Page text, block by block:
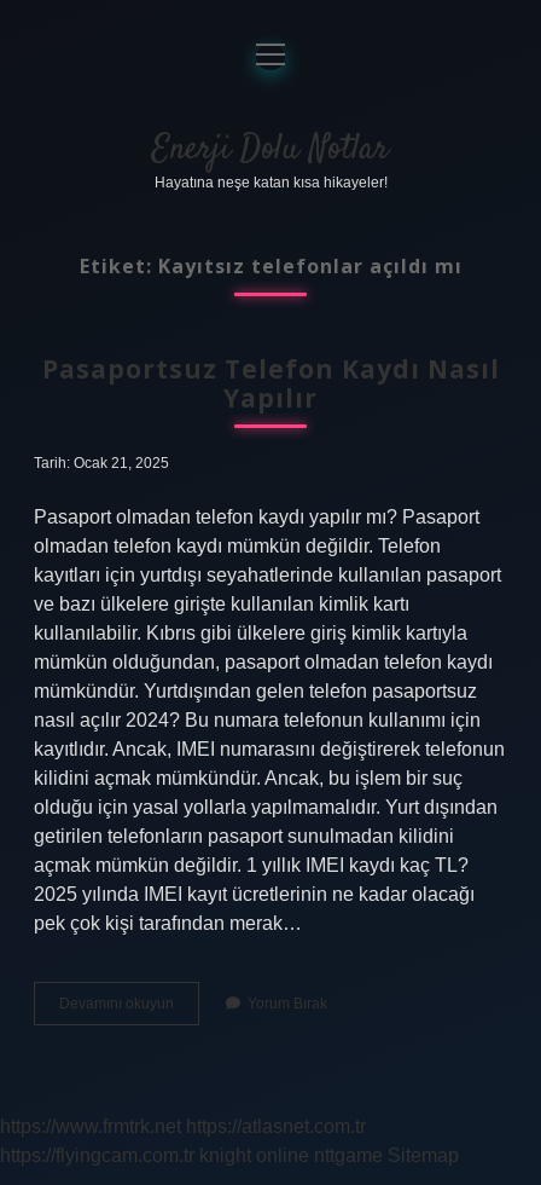
Anasayfa
Gizlilik Politikası
Yasal Uyarı
menüyü
aç
Enerji Dolu Notlar
Hayatına neşe katan kısa hikayeler!
Etiket: Kayıtsız telefonlar açıldı mı
Pasaportsuz Telefon Kaydı Nasıl
Yapılır
Tarih: Ocak 21, 2025
Pasaport olmadan telefon kaydı yapılır mı? Pasaport
olmadan telefon kaydı mümkün değildir. Telefon
kayıtları için yurtdışı seyahatlerinde kullanılan pasaport
ve bazı ülkelere girişte kullanılan kimlik kartı
kullanılabilir. Kıbrıs gibi ülkelere giriş kimlik kartıyla
mümkün olduğundan, pasaport olmadan telefon kaydı
mümkündür. Yurtdışından gelen telefon pasaportsuz
nasıl açılır 2024? Bu numara telefonun kullanımı için
kayıtlıdır. Ancak, IMEI numarasını değiştirerek telefonun
kilidini açmak mümkündür. Ancak, bu işlem bir suç
olduğu için yasal yollarla yapılmamalıdır. Yurt dışından
getirilen telefonların pasaport sunulmadan kilidini
açmak mümkün değildir. 1 yıllık IMEI kaydı kaç TL?
2025 yılında IMEI kayıt ücretlerinin ne kadar olacağı
pek çok kişi tarafından merak…
Devamını okuyun Pasaportsuz
Telefon
Yorum Bırak
https://www.frmtrk.net https://atlasnet.com.tr
https://flyingcam.com.tr knight online nttgame Sitemap